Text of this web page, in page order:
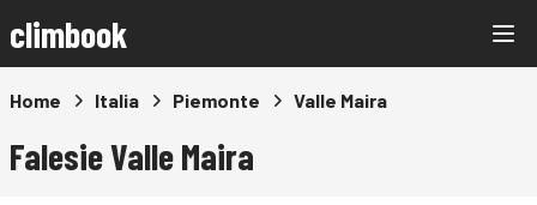
climbook
Home Italia Piemonte Valle Maira
Falesie Valle Maira